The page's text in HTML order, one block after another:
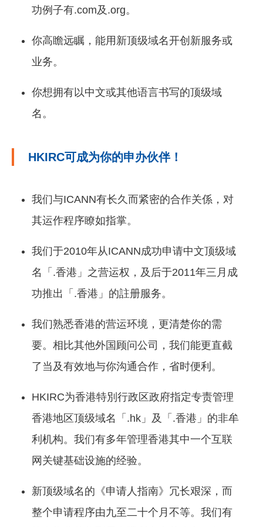
功例子有.com及.org。
你高瞻远瞩，能用新顶级域名开创新服务或
业务。
你想拥有以中文或其他语言书写的顶级域
名。
HKIRC可成为你的申办伙伴！
我们与ICANN有长久而紧密的合作关係，对
其运作程序瞭如指掌。
我们于2010年从ICANN成功申请中文顶级域
名「.香港」之营运权，及后于2011年三月成
功推出「.香港」的註册服务。
我们熟悉香港的营运环境，更清楚你的需
要。相比其他外国顾问公司，我们能更直截
了当及有效地与你沟通合作，省时便利。
HKIRC为香港特別行政区政府指定专责管理
香港地区顶级域名「.hk」及「.香港」的非牟
利机构。我们有多年管理香港其中一个互联
网关键基础设施的经验。
新顶级域名的《申请人指南》冗长艰深，而
整个申请程序由九至二十个月不等。我们有